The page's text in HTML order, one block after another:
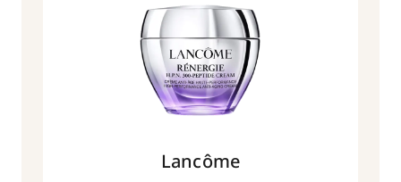
Lancôme